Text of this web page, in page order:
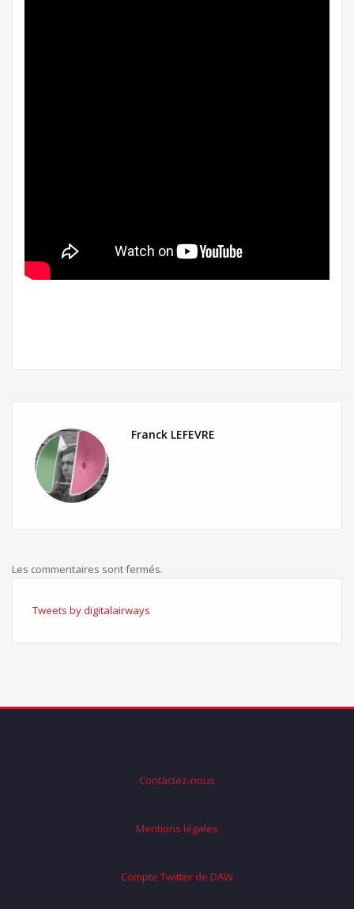
Franck LEFEVRE
Les commentaires sont fermés.
Tweets by digitalairways
Contactez-nous
Mentions légales
Compte Twitter de DAW